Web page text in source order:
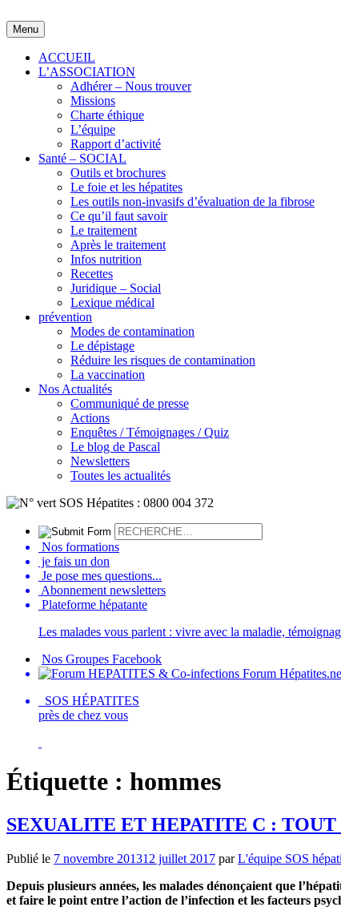
to
content
Menu
ACCUEIL
L’ASSOCIATION
Adhérer – Nous trouver
Missions
Charte éthique
L’équipe
Rapport d’activité
Santé – SOCIAL
Outils et brochures
Le foie et les hépatites
Les outils non-invasifs d’évaluation de la fibrose
Ce qu’il faut savoir
Le traitement
Après le traitement
Infos nutrition
Recettes
Juridique – Social
Lexique médical
prévention
Modes de contamination
Le dépistage
Réduire les risques de contamination
La vaccination
Nos Actualités
Communiqué de presse
Actions
Enquêtes / Témoignages / Quiz
Le blog de Pascal
Newsletters
Toutes les actualités
Nos formations
je fais un don
Je pose mes questions...
Abonnement newsletters
Plateforme hépatante
Les malades vous parlent : vivre avec la maladie,
Nos Groupes Facebook
Forum
SOS HÉPATITES
près de chez vous
Étiquette : hommes
SEXUALITE ET HEPATITE C :
Publié le 7 novembre 201312 juillet 2017 parL'équipe SOS
Depuis plusieurs années, les malades dénonçaient que
et faire le point entre l’action de l’infection et les facteurs